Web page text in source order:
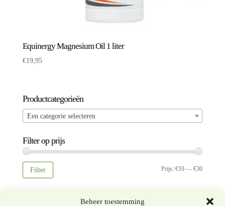
Beheer toestemming
Equinergy Magnesium Oil 1 liter
€19,95
Productcategorieën
Een categorie selecteren
Filter op prijs
Min.
Max.
Filter Prijs:€10 —€30
Filteren op eigenschap